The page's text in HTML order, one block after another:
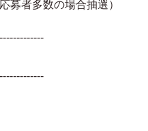
多数の場合抽選）